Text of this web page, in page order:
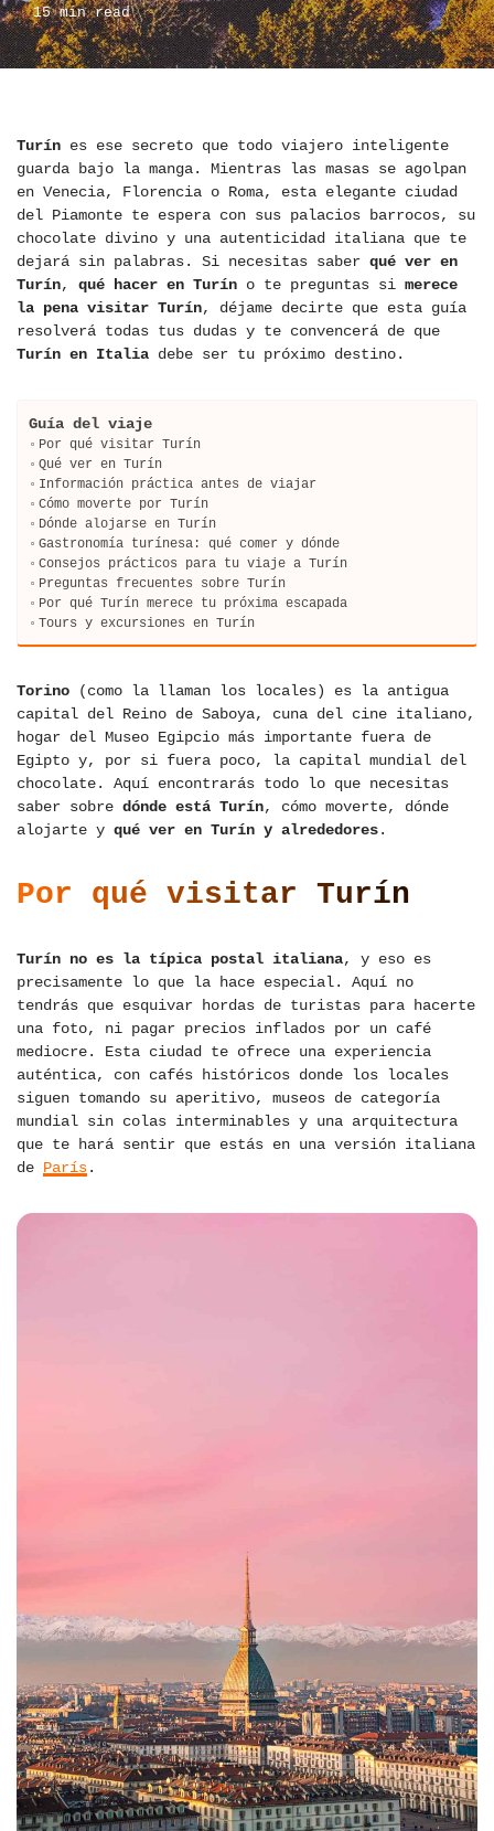
15 min read
Turín es ese secreto que todo viajero inteligente
guarda bajo la manga. Mientras las masas se agolpan
en Venecia, Florencia o Roma, esta elegante ciudad
del Piamonte te espera con sus palacios barrocos, su
chocolate divino y una autenticidad italiana que te
dejará sin palabras. Si necesitas saber qué ver en
Turín, qué hacer en Turín o te preguntas si merece
la pena visitar Turín, déjame decirte que esta guía
resolverá todas tus dudas y te convencerá de que
Turín en Italia debe ser tu próximo destino.
Guía del viaje
Por qué visitar Turín
Qué ver en Turín
Información práctica antes de viajar
Cómo moverte por Turín
Dónde alojarse en Turín
Gastronomía turínesa: qué comer y dónde
Consejos prácticos para tu viaje a Turín
Preguntas frecuentes sobre Turín
Por qué Turín merece tu próxima escapada
Tours y excursiones en Turín
Torino (como la llaman los locales) es la antigua
capital del Reino de Saboya, cuna del cine italiano,
hogar del Museo Egipcio más importante fuera de
Egipto y, por si fuera poco, la capital mundial del
chocolate. Aquí encontrarás todo lo que necesitas
saber sobre dónde está Turín, cómo moverte, dónde
alojarte y qué ver en Turín y alrededores.
Por qué visitar Turín
Turín no es la típica postal italiana, y eso es
precisamente lo que la hace especial. Aquí no
tendrás que esquivar hordas de turistas para hacerte
una foto, ni pagar precios inflados por un café
mediocre. Esta ciudad te ofrece una experiencia
auténtica, con cafés históricos donde los locales
siguen tomando su aperitivo, museos de categoría
mundial sin colas interminables y una arquitectura
que te hará sentir que estás en una versión italiana
de París.